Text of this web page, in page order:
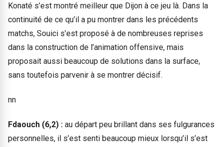
Konaté s’est montré meilleur que Dijon à ce jeu là. Dans la
continuité de ce qu’il a pu montrer dans les précédents
matchs, Souici s’est proposé à de nombreuses reprises
dans la construction de l’animation offensive, mais
proposait aussi beaucoup de solutions dans la surface,
sans toutefois parvenir à se montrer décisif.
nn
Fdaouch (6,2) : au départ peu brillant dans ses fulgurances
personnelles, il s’est senti beaucoup mieux lorsqu’il s’est